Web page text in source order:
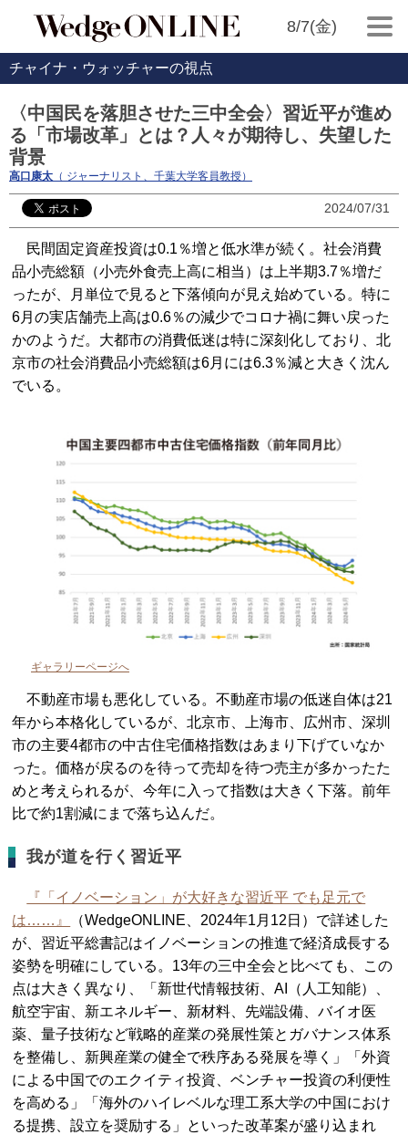
8/7(金)
チャイナ・ウォッチャーの視点
〈中国民を落胆させた三中全会〉習近平が進め
る「市場改革」とは？人々が期待し、失望した
背景
高口康太 （ ジャーナリスト、千葉大学客員教授）
2024/07/31
民間固定資産投資は0.1％増と低水準が続く。社会消費
品小売総額（小売外食売上高に相当）は上半期3.7％増だ
ったが、月単位で見ると下落傾向が見え始めている。特に
6月の実店舗売上高は0.6％の減少でコロナ禍に舞い戻った
かのようだ。大都市の消費低迷は特に深刻化しており、北
京市の社会消費品小売総額は6月には6.3％減と大きく沈ん
でいる。
ギャラリーページへ
不動産市場も悪化している。不動産市場の低迷自体は21
年から本格化しているが、北京市、上海市、広州市、深圳
市の主要4都市の中古住宅価格指数はあまり下げていなか
った。価格が戻るのを待って売却を待つ売主が多かったた
めと考えられるが、今年に入って指数は大きく下落。前年
比で約1割減にまで落ち込んだ。
我が道を行く習近平
『「イノベーション」が大好きな習近平 でも足元で
は……』
（WedgeONLINE、2024年1月12日）で詳述した
が、習近平総書記はイノベーションの推進で経済成長する
姿勢を明確にしている。13年の三中全会と比べても、この
点は大きく異なり、「新世代情報技術、AI（人工知能）、
航空宇宙、新エネルギー、新材料、先端設備、バイオ医
薬、量子技術など戦略的産業の発展性策とガバナンス体系
を整備し、新興産業の健全で秩序ある発展を導く」「外資
による中国でのエクイティ投資、ベンチャー投資の利便性
を高める」「海外のハイレベルな理工系大学の中国におけ
る提携、設立を奨励する」といった改革案が盛り込まれ